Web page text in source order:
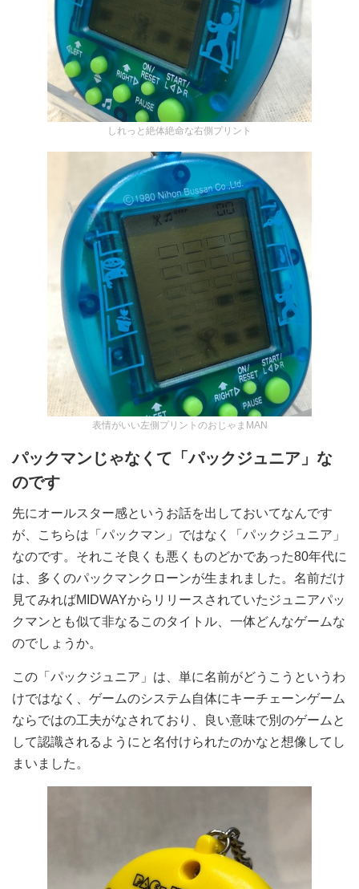
しれっと絶体絶命な右側プリント
表情がいい左側プリントのおじゃまMAN
パックマンじゃなくて「パックジュニア」な
のです
先にオールスター感というお話を出しておいてなんです
が、こちらは「パックマン」ではなく「パックジュニア」
なのです。それこそ良くも悪くものどかであった80年代に
は、多くのパックマンクローンが生まれました。名前だけ
見てみればMIDWAYからリリースされていたジュニアパッ
クマンとも似て非なるこのタイトル、一体どんなゲームな
のでしょうか。
この「パックジュニア」は、単に名前がどうこうというわ
けではなく、ゲームのシステム自体にキーチェーンゲーム
ならではの工夫がなされており、良い意味で別のゲームと
して認識されるようにと名付けられたのかなと想像してし
まいました。